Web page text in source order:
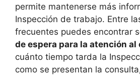
permite mantenerse más
Inspección de trabajo. Entre
frecuentes puedes encontrar
de espera para la atención al
cuánto tiempo tarda la
como se presentan la